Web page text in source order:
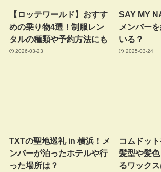
【ロッテワールド】おすす
めの乗り物4選！制服レン
タルの種類や予約方法にも
2026-03-23
SAY MY
メンバー
いる？
2025-03-24
TXTの聖地巡礼 in 横浜！メ
ンバーが泊ったホテルや行
った場所は？
コムドッ
髪型や髪
るワックス